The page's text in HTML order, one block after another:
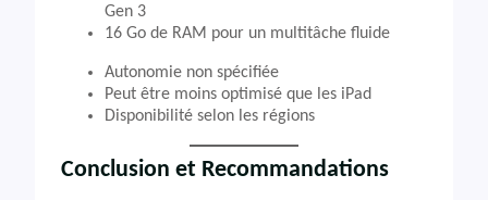
Gen 3
16 Go de RAM pour un multitâche fluide
Autonomie non spécifiée
Peut être moins optimisé que les iPad
Disponibilité selon les régions
Conclusion et Recommandations